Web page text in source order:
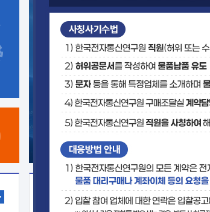
감사결과공개
보도자료